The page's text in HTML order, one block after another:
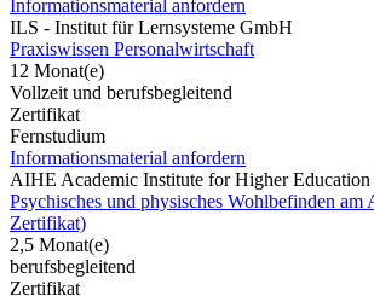
Informationsmaterial anfordern
ILS - Institut für Lernsysteme GmbH
Praxiswissen Personalwirtschaft
12 Monat(e)
Vollzeit und berufsbegleitend
Zertifikat
Fernstudium
Informationsmaterial anfordern
AIHE Academic Institute for Higher
Psychisches und physisches Wohlbefinden
Zertifikat)
2,5 Monat(e)
berufsbegleitend
Zertifikat